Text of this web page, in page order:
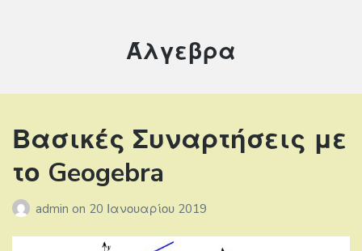
Κατηγορία:
Άλγεβρα
Βασικές Συναρτήσεις με
το Geogebra
admin on 20 Ιανουαρίου 2019